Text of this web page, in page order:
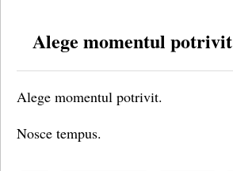
Alege momentul potrivit
Alege momentul potrivit.
Nosce tempus.